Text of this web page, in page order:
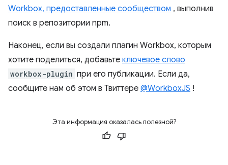
Workbox, предоставленные сообществом , выполнив
поиск в репозитории npm.
Наконец, если вы создали плагин Workbox, которым
хотите поделиться, добавьте ключевое слово
workbox-plugin при его публикации. Если да,
сообщите нам об этом в Твиттере @WorkboxJS !
Эта информация оказалась полезной?